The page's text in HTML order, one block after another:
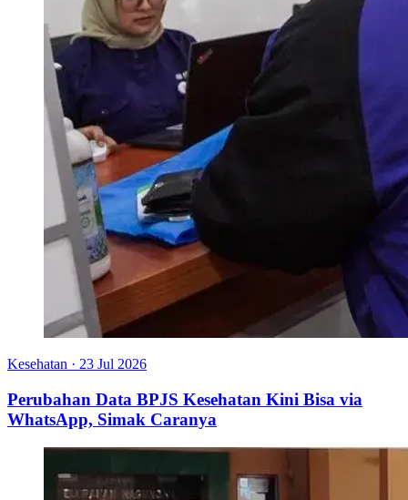
Kesehatan · 23 Jul 2026
Perubahan Data BPJS Kesehatan Kini Bisa via
WhatsApp, Simak Caranya